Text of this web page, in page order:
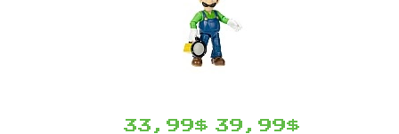
33,99$ 39,99$